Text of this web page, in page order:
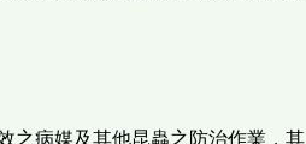
之病媒及其他昆蟲之防治作業，其